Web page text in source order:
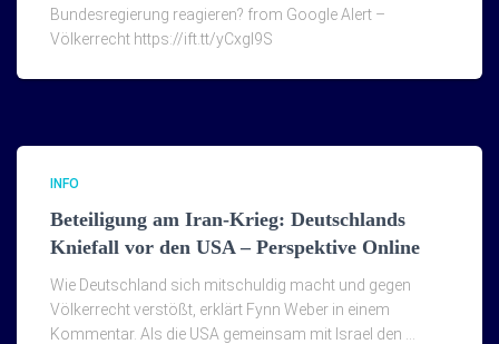
Bundesregierung reagieren? from Google Alert –
Völkerrecht https://ift.tt/yCxgI9S
INFO
Beteiligung am Iran-Krieg: Deutschlands
Kniefall vor den USA – Perspektive Online
Wie Deutschland sich mitschuldig macht und gegen
Völkerrecht verstößt, erklärt Fynn Weber in einem
Kommentar. Als die USA gemeinsam mit Israel den …